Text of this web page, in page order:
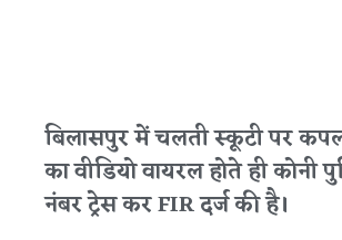
बिलासपुर में चलती स्कूटी पर
का वीडियो वायरल होते ही कोनी
नंबर ट्रेस कर FIR दर्ज की है।